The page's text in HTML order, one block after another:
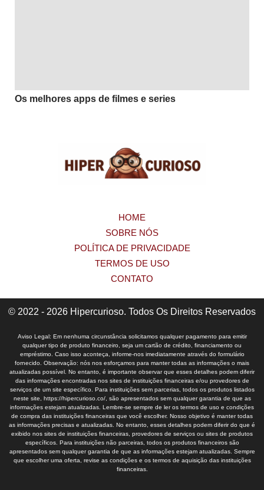
Os melhores apps de filmes e series
HOME
SOBRE NÓS
POLÍTICA DE PRIVACIDADE
TERMOS DE USO
CONTATO
© 2022 - 2026 Hipercurioso. Todos Os Direitos Reservados
Aviso Legal: Em nenhuma circunstância solicitamos qualquer pagamento para emitir
qualquer tipo de produto financeiro, seja um cartão de crédito, financiamento ou
empréstimo. Caso isso aconteça, informe-nos imediatamente através do formulário
fornecido. Observação: nós nos esforçamos para manter todas as informações o mais
atualizadas possível. No entanto, é importante observar que esses detalhes podem diferir
das informações encontradas nos sites de instituições financeiras e/ou provedores de
serviços de um site específico. Para instituições sem parcerias, todos os produtos listados
neste site, https://hipercurioso.co/, são apresentados sem qualquer garantia de que as
informações estejam atualizadas. Lembre-se sempre de ler os termos de uso e condições
de compra das instituições financeiras que você escolher. Nosso objetivo é manter todas
as informações precisas e atualizadas. No entanto, esses detalhes podem diferir do que é
exibido nos sites de instituições financeiras, provedores de serviços ou sites de produtos
específicos. Para instituições não parceiras, todos os produtos financeiros são
apresentados sem qualquer garantia de que as informações estejam atualizadas. Sempre
que escolher uma oferta, revise as condições e os termos de aquisição das instituições
financeiras.